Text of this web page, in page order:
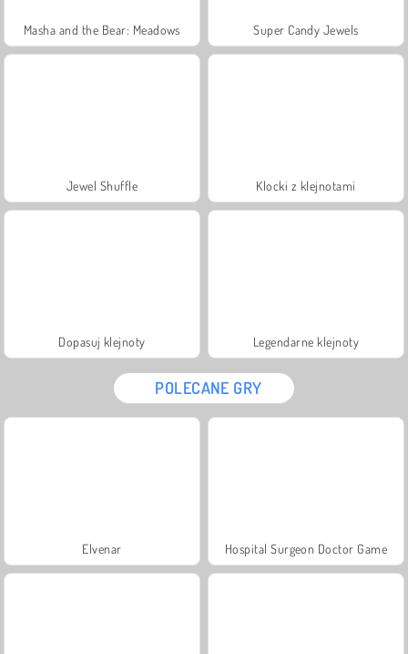
Masha and the Bear: Meadows Super Candy Jewels
Jewel Shuffle Klocki z klejnotami
Dopasuj klejnoty Legendarne klejnoty
POLECANE GRY
Elvenar Hospital Surgeon Doctor Game